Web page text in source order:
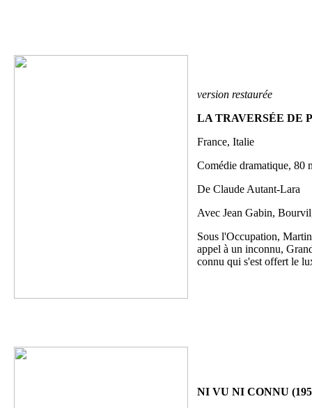
version restaurée
LA TRAVERSÉE DE
France, Italie
Comédie dramatique, 80
De Claude Autant-Lara
Avec Jean Gabin,
Sous l'Occupation,
appel à un inconnu,
connu qui s'est offert le
NI VU NI CONNU